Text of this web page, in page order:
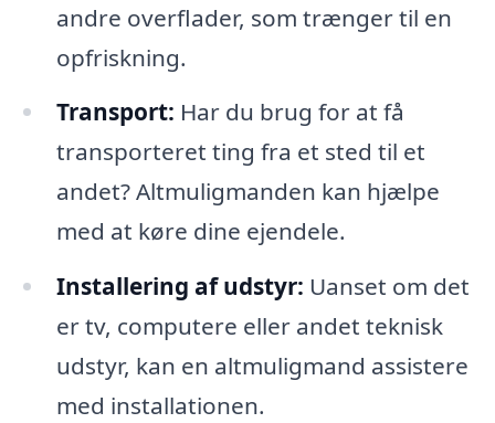
andre overflader, som trænger til en
opfriskning.
Transport: Har du brug for at få
transporteret ting fra et sted til et
andet? Altmuligmanden kan hjælpe
med at køre dine ejendele.
Installering af udstyr: Uanset om det
er tv, computere eller andet teknisk
udstyr, kan en altmuligmand assistere
med installationen.